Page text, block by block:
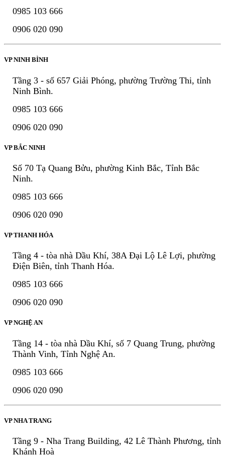
0985 103 666
0906 020 090
VP NINH BÌNH
Tầng 3 - số 657 Giải Phóng, phường Trường Thi, tỉnh
Ninh Bình.
0985 103 666
0906 020 090
VP BẮC NINH
Số 70 Tạ Quang Bửu, phường Kinh Bắc, Tỉnh Bắc
Ninh.
0985 103 666
0906 020 090
VP THANH HÓA
Tầng 4 - tòa nhà Dầu Khí, 38A Đại Lộ Lê Lợi, phường
Điện Biên, tỉnh Thanh Hóa.
0985 103 666
0906 020 090
VP NGHỆ AN
Tầng 14 - tòa nhà Dầu Khí, số 7 Quang Trung, phường
Thành Vinh, Tỉnh Nghệ An.
0985 103 666
0906 020 090
VP NHA TRANG
Tầng 9 - Nha Trang Building, 42 Lê Thành Phương, tỉnh
Khánh Hoà